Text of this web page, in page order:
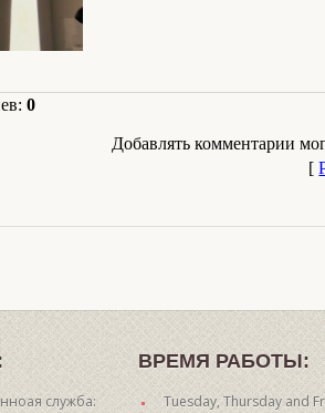
: 0
Добавлять комментарии
[
служба:
ВРЕМЯ РАБОТЫ:
Tuesday, Thursday and